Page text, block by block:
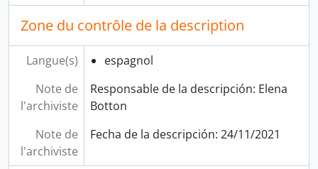
Zone du contrôle de la description
Langue(s)
espagnol
Note de
l'archiviste
Responsable de la descripción: Elena
Botton
Note de
l'archiviste
Fecha de la descripción: 24/11/2021